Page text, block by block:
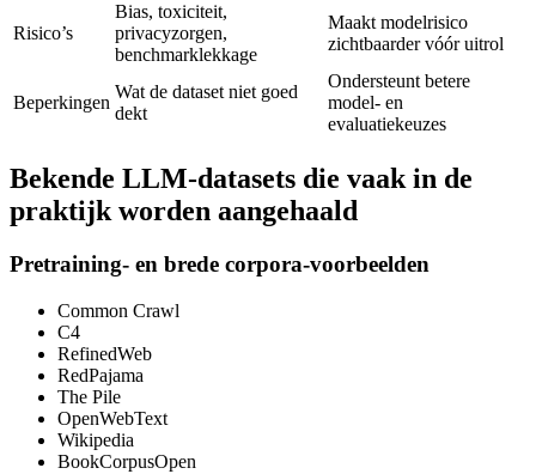
Risico’s
Bias, toxiciteit,
privacyzorgen,
benchmarklekkage
Maakt modelrisico
zichtbaarder vóór uitrol
Beperkingen
Wat de dataset niet goed
dekt
Ondersteunt betere
model- en
evaluatiekeuzes
Bekende LLM-datasets die vaak in de
praktijk worden aangehaald
Pretraining- en brede corpora-voorbeelden
Common Crawl
C4
RefinedWeb
RedPajama
The Pile
OpenWebText
Wikipedia
BookCorpusOpen